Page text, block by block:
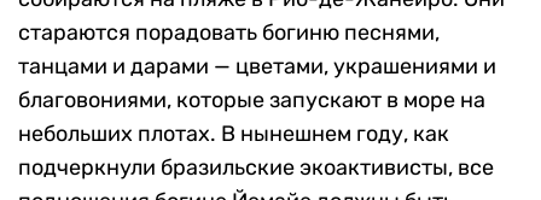
стараются порадовать богиню песнями,
танцами и дарами — цветами, украшениями и
благовониями, которые запускают в море на
небольших плотах. В нынешнем году, как
подчеркнули бразильские экоактивисты, все